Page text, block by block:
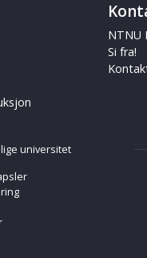
NTNU
Si fra!
universitet